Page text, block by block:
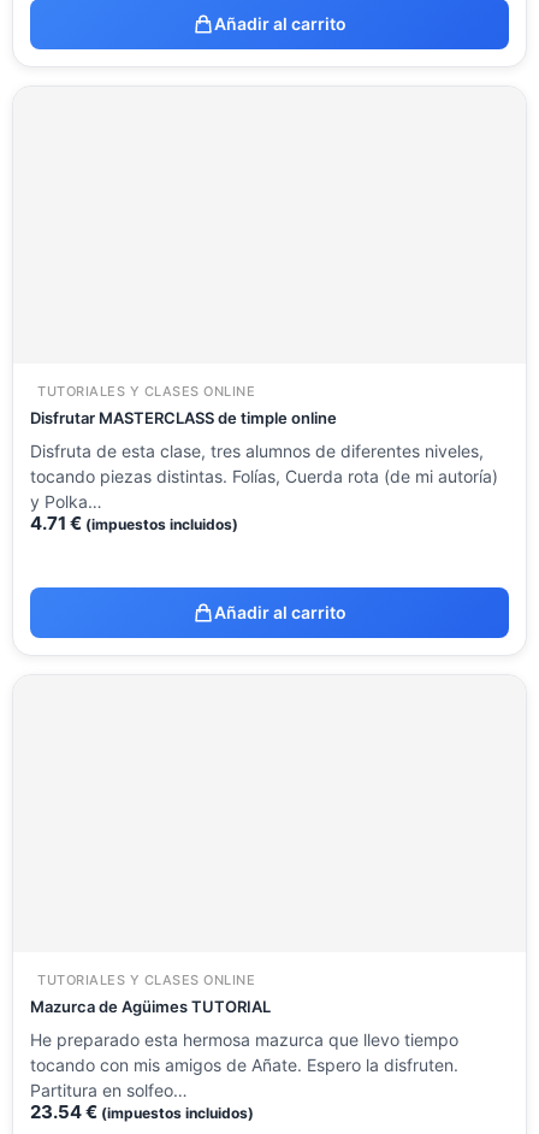
Añadir al carrito
TUTORIALES Y CLASES ONLINE
Disfrutar MASTERCLASS de timple online
Disfruta de esta clase, tres alumnos de diferentes niveles,
tocando piezas distintas. Folías, Cuerda rota (de mi autoría)
y Polka…
4.71 € (impuestos incluidos)
Añadir al carrito
TUTORIALES Y CLASES ONLINE
Mazurca de Agüimes TUTORIAL
He preparado esta hermosa mazurca que llevo tiempo
tocando con mis amigos de Añate. Espero la disfruten.
Partitura en solfeo…
23.54€ (impuestos incluidos)